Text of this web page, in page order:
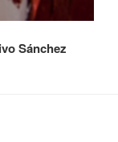
Sánchez